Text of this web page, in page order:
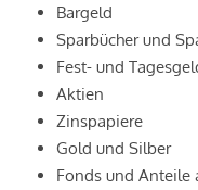
Bargeld
Sparbücher und
Fest- und
Aktien
Zinspapiere
Gold und Silber
Fonds und